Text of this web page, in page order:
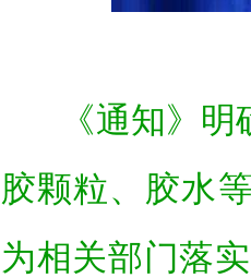
《通知》
胶颗粒、胶水
为相关部门落